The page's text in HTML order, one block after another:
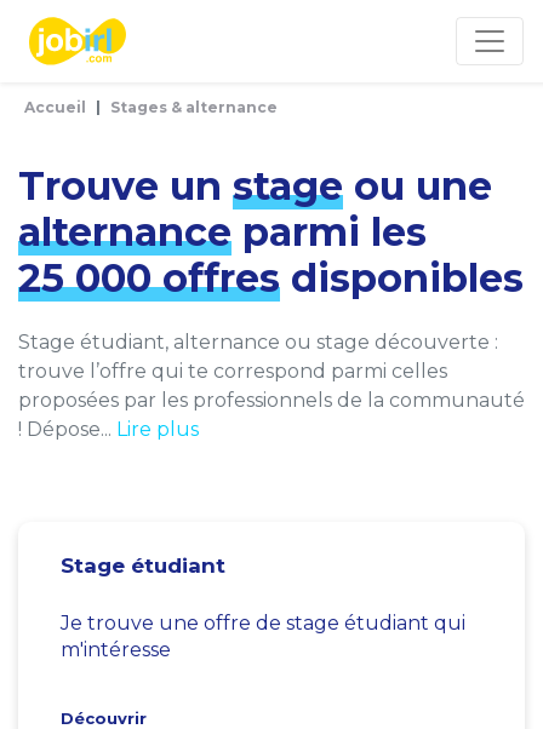
Accueil Stages & alternance
Trouve un stage ou une
alternance parmi les
25 000 offres disponibles
Stage étudiant, alternance ou stage découverte :
trouve l’offre qui te correspond parmi celles
proposées par les professionnels de la communauté
! Dépose... Lire plus
Stage étudiant
Je trouve une offre de stage étudiant qui
m'intéresse
Découvrir
Panneau de gestion des cookies